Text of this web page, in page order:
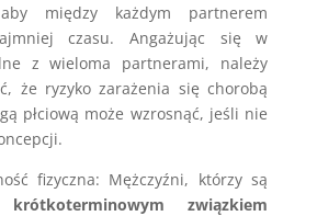
między każdym partnerem
czasu. Angażując się w
z wieloma partnerami, należy
że ryzyko zarażenia się chorobą
płciową może wzrosnąć, jeśli nie
fizyczna: Mężczyźni, którzy są
krótkoterminowym związkiem